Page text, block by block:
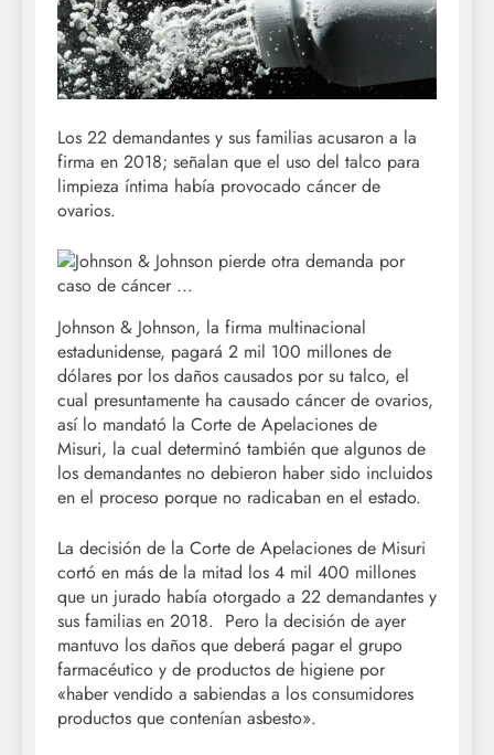
Los 22 demandantes y sus familias acusaron a la
firma en 2018; señalan que el uso del talco para
limpieza íntima había provocado cáncer de
ovarios.
Johnson & Johnson, la firma multinacional
estadunidense, pagará 2 mil 100 millones de
dólares por los daños causados por su talco, el
cual presuntamente ha causado cáncer de ovarios,
así lo mandató la Corte de Apelaciones de
Misuri, la cual determinó también que algunos de
los demandantes no debieron haber sido incluidos
en el proceso porque no radicaban en el estado.
La decisión de la Corte de Apelaciones de Misuri
cortó en más de la mitad los 4 mil 400 millones
que un jurado había otorgado a 22 demandantes y
sus familias en 2018. Pero la decisión de ayer
mantuvo los daños que deberá pagar el grupo
farmacéutico y de productos de higiene por
«haber vendido a sabiendas a los consumidores
productos que contenían asbesto».